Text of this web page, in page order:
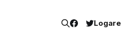
Logare